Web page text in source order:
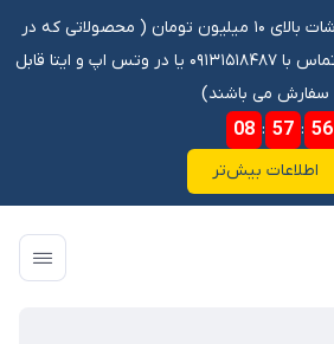
تخفیف ۵ درصد برای سفارشات بالای ۱۰ میلیون تومان ‌‌(‌‌ محصولاتی که در
سایت موجود نیستند طی تماس با ۰۹۱۳۱۵۱۸۴۸۷ یا در وتس اپ و ایتا قابل
سفارش می باشند)
08 : 57 : 55
اطلاعات بیش‌تر